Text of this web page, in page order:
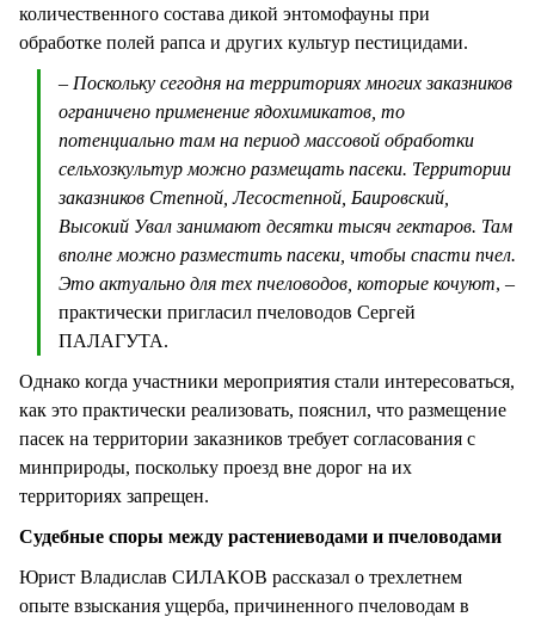
количественного состава дикой энтомофауны при
обработке полей рапса и других культур пестицидами.
– Поскольку сегодня на территориях многих заказников
ограничено применение ядохимикатов, то
потенциально там на период массовой обработки
сельхозкультур можно размещать пасеки. Территории
заказников Степной, Лесостепной, Баировский,
Высокий Увал занимают десятки тысяч гектаров. Там
вполне можно разместить пасеки, чтобы спасти пчел.
Это актуально для тех пчеловодов, которые кочуют, –
практически пригласил пчеловодов Сергей
ПАЛАГУТА.
Однако когда участники мероприятия стали интересоваться,
как это практически реализовать, пояснил, что размещение
пасек на территории заказников требует согласования с
минприроды, поскольку проезд вне дорог на их
территориях запрещен.
Судебные споры между растениеводами и пчеловодами
Юрист Владислав СИЛАКОВ рассказал о трехлетнем
опыте взыскания ущерба, причиненного пчеловодам в